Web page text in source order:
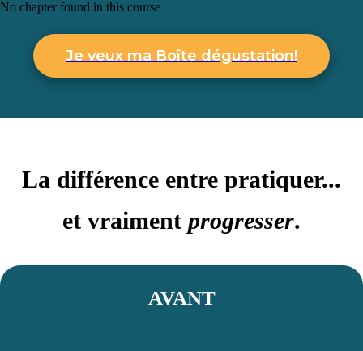
No chapter found in this course
Je veux ma Boîte dégustation!
La différence entre pratiquer...
et vraiment progresser.
AVANT